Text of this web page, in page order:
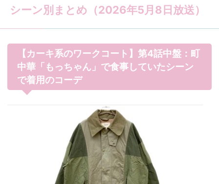
シーン別まとめ（2026年5月8日放送）
【カーキ系のワークコート】第4話中盤：町
中華「もっちゃん」で食事していたシーン
で着用のコーデ